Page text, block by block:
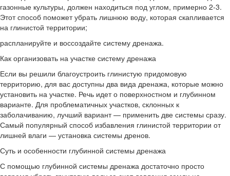
газонные культуры, должен находиться под углом, примерно 2-3.
Этот способ поможет убрать лишнюю воду, которая скапливается
на глинистой территории;
распланируйте и воссоздайте систему дренажа.
Как организовать на участке систему дренажа
Если вы решили благоустроить глинистую придомовую
территорию, для вас доступны два вида дренажа, которые можно
установить на участке. Речь идет о поверхностном и глубинном
варианте. Для проблематичных участков, склонных к
заболачиванию, лучший вариант — применить две системы сразу.
Самый популярный способ избавления глинистой территории от
лишней влаги — установка системы дренов.
Суть и особенности глубинной системы дренажа
С помощью глубинной системы дренажа достаточно просто